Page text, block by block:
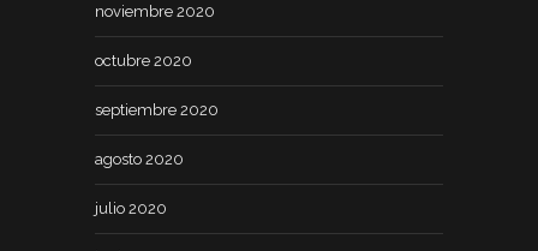
noviembre 2020
octubre 2020
septiembre 2020
agosto 2020
julio 2020